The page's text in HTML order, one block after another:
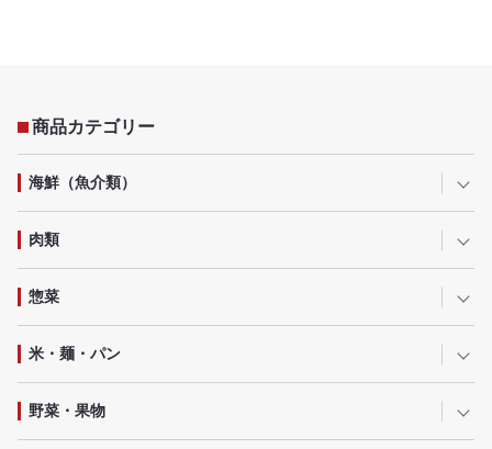
商品カテゴリー
海鮮（魚介類）
肉類
惣菜
米・麺・パン
野菜・果物